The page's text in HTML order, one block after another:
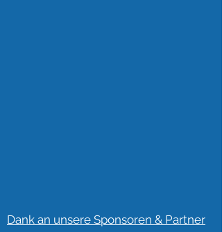
Dank an unsere Sponsoren & Partner